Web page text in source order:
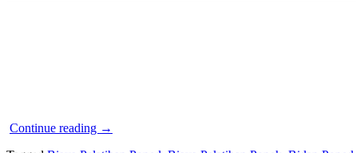
Continue reading “Pelatihan
→